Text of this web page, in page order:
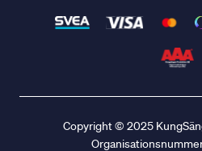
Copyright © 2025